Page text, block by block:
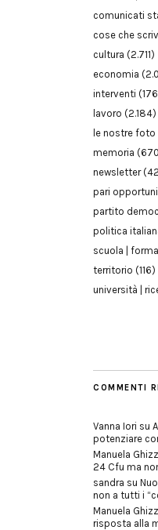
comunicati
cose che
cultura (2.711)
economia
interventi
lavoro (2.184)
le nostre foto
memoria
newsletter
pari
partito
politica
scuola |
territorio (116)
università |
COMMENTI
Vanna Iori su
potenziare
Manuela
24 Cfu ma
sandra su
non a tutti i
Manuela
risposta alla